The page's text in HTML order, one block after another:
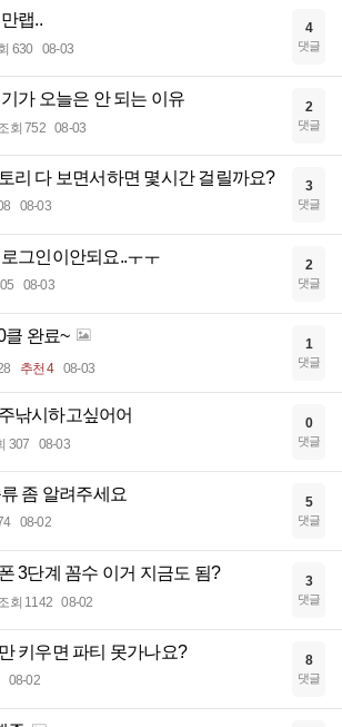
랩..
630 08-03
4
댓글
가 오늘은 안 되는 이유
회 752 08-03
2
댓글
리 다 보면서하면 몇시간 걸릴까요?
08-03
3
댓글
그인이안되요..ㅜㅜ
08-03
2
댓글
클 완료~
추천 4 08-03
1
댓글
낚시하고싶어어
307 08-03
0
댓글
좀 알려주세요
08-02
5
댓글
3단계 꼼수 이거 지금도 됨?
회 1142 08-02
3
댓글
키우면 파티 못가나요?
08-02
8
댓글